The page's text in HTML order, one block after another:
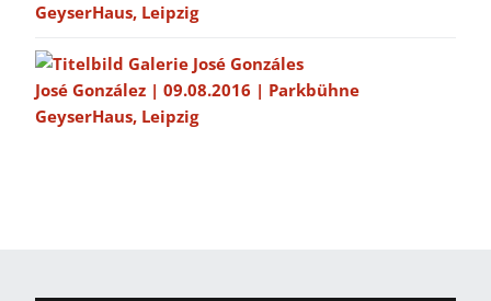
GeyserHaus, Leipzig
José González | 09.08.2016 | Parkbühne
GeyserHaus, Leipzig